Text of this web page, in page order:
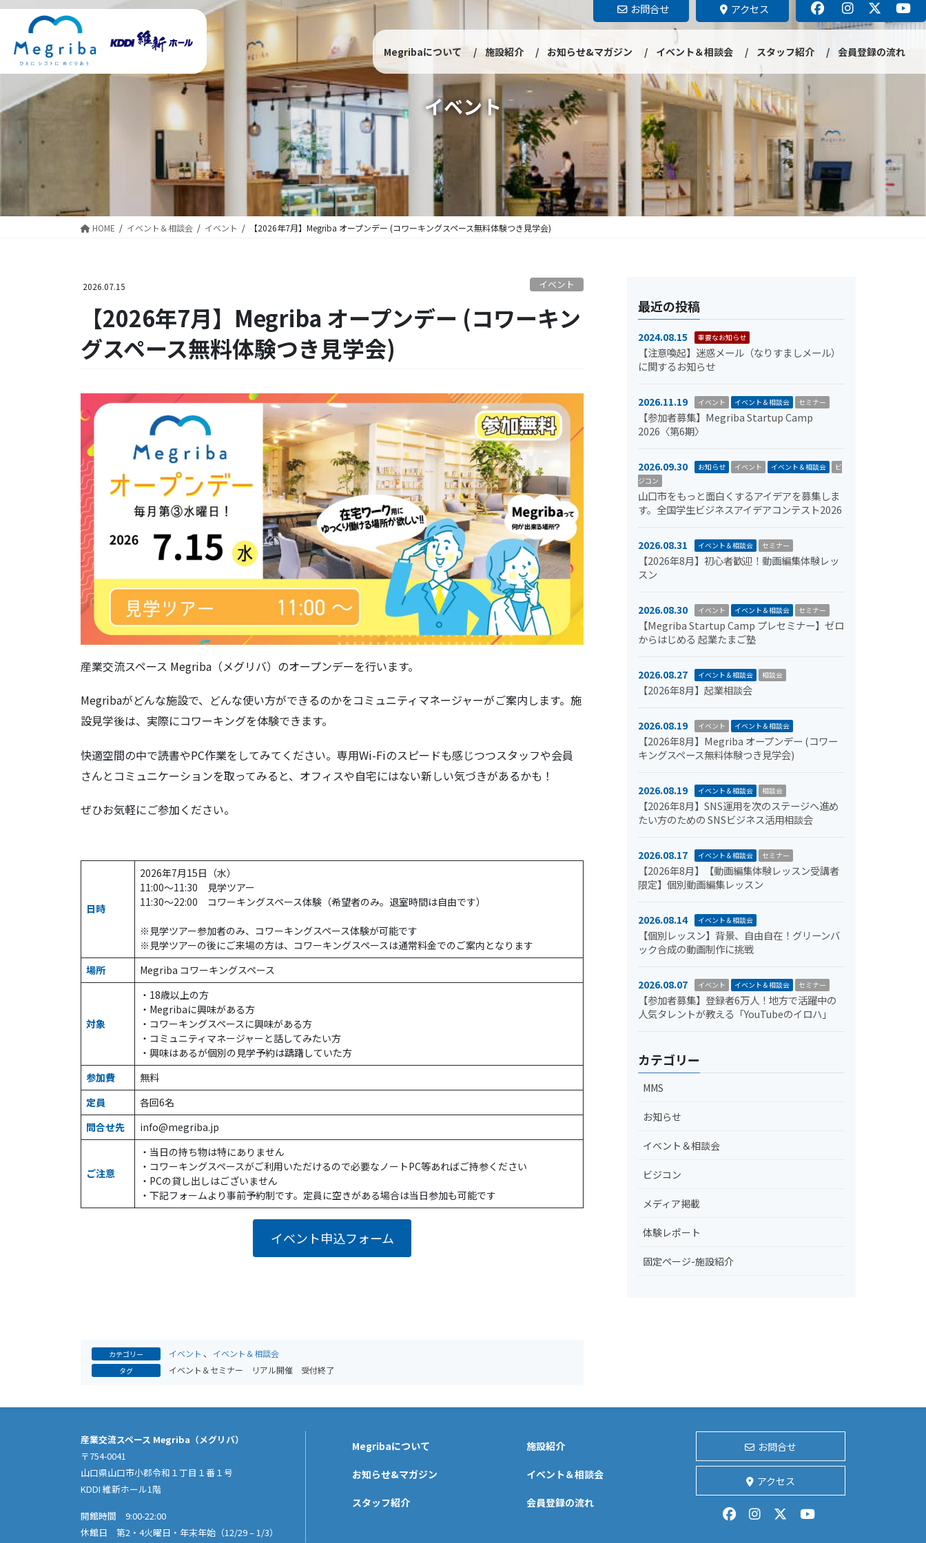
コ
ツ
移
ナ
シ
ン
お問合せ アクセス
Megribaについて 施設紹介 お知らせ&マガジン イベント＆相談会 スタッフ紹介 会員登録の流れ
イベント
HOME イベント＆相談会 イベント 【2026年7月】Megriba オープンデー (コワーキングスペース無料体験つき見学会)
2026.07.15 イベント
【2026年7月】Megriba オープンデー (コワーキン
グスペース無料体験つき見学会)
産業交流スペース Megriba（メグリバ）のオープンデーを行います。
Megribaがどんな施設で、どんな使い方ができるのかをコミュニティマネージャーがご案内します。施
設見学後は、実際にコワーキングを体験できます。
快適空間の中で読書やPC作業をしてみてください。専用Wi-Fiのスピードも感じつつスタッフや会員
さんとコミュニケーションを取ってみると、オフィスや自宅にはない新しい気づきがあるかも！
ぜひお気軽にご参加ください。
日時
2026年7月15日（水）
11:00～11:30 見学ツアー
11:30～22:00 コワーキングスペース体験（希望者のみ。退室時間は自由です）
※見学ツアー参加者のみ、コワーキングスペース体験が可能です
※見学ツアーの後にご来場の方は、コワーキングスペースは通常料金でのご案内となります
場所
Megriba コワーキングスペース
対象
・18歳以上の方
・Megribaに興味がある方
・コワーキングスペースに興味がある方
・コミュニティマネージャーと話してみたい方
・興味はあるが個別の見学予約は躊躇していた方
参加費
無料
定員
各回6名
問合せ先
info@megriba.jp
ご注意
・当日の持ち物は特にありません
・コワーキングスペースがご利用いただけるので必要なノートPC等あればご持参ください
・PCの貸し出しはございません
・下記フォームより事前予約制です。定員に空きがある場合は当日参加も可能です
イベント申込フォーム
カテゴリー イベント 、 イベント＆相談会
タグ イベント＆セミナー リアル開催 受付終了
最近の投稿
2024.08.15 重要なお知らせ
【注意喚起】迷惑メール（なりすましメール）
に関するお知らせ
2026.11.19 イベント イベント＆相談会 セミナー
【参加者募集】Megriba Startup Camp
2026〈第6期〉
2026.09.30 お知らせ イベント イベント＆相談会
ビ
ジコン
山口市をもっと面白くするアイデアを募集しま
す。全国学生ビジネスアイデアコンテスト2026
2026.08.31 イベント＆相談会 セミナー
【2026年8月】初心者歓迎！動画編集体験レッ
スン
2026.08.30 イベント イベント＆相談会 セミナー
【Megriba Startup Camp プレセミナー】ゼロ
からはじめる 起業たまご塾
2026.08.27 イベント＆相談会 相談会
【2026年8月】起業相談会
2026.08.19 イベント イベント＆相談会
【2026年8月】Megriba オープンデー (コワー
キングスペース無料体験つき見学会)
2026.08.19 イベント＆相談会 相談会
【2026年8月】SNS運用を次のステージへ進め
たい方のための SNSビジネス活用相談会
2026.08.17 イベント＆相談会 セミナー
【2026年8月】【動画編集体験レッスン受講者
限定】個別動画編集レッスン
2026.08.14 イベント＆相談会
【個別レッスン】背景、自由自在！グリーンバ
ック合成の動画制作に挑戦
2026.08.07 イベント イベント＆相談会 セミナー
【参加者募集】登録者6万人！地方で活躍中の
人気タレントが教える「YouTubeのイロハ」
カテゴリー
MMS
お知らせ
イベント＆相談会
ビジコン
メディア掲載
体験レポート
固定ページ-施設紹介
産業交流スペース Megriba（メグリバ）
〒754-0041
山口県山口市小郡令和１丁目１番１号
KDDI 維新ホール1階
開館時間 9:00-22:00
休館日 第2・4火曜日・年末年始（12/29 – 1/3）
Megribaについて 施設紹介
お知らせ&マガジン イベント＆相談会
スタッフ紹介 会員登録の流れ
お問合せ
アクセス